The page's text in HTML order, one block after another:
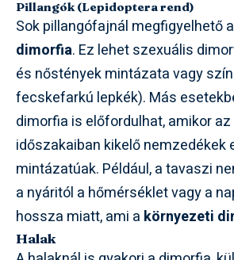
Pillangók (Lepidoptera rend)
Sok pillangófajnál megfigyelhető a
dimorfia. Ez lehet szexuális
és nőstények mintázata vagy
fecskefarkú lepkék). Más
dimorfia is előfordulhat, amikor
időszakaiban kikelő nemzedékek
mintázatúak. Például, a tavaszi
a nyáritól a hőmérséklet vagy a
hossza miatt, ami a környezeti
Halak